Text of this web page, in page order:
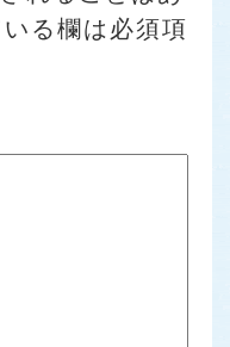
る欄は必須項